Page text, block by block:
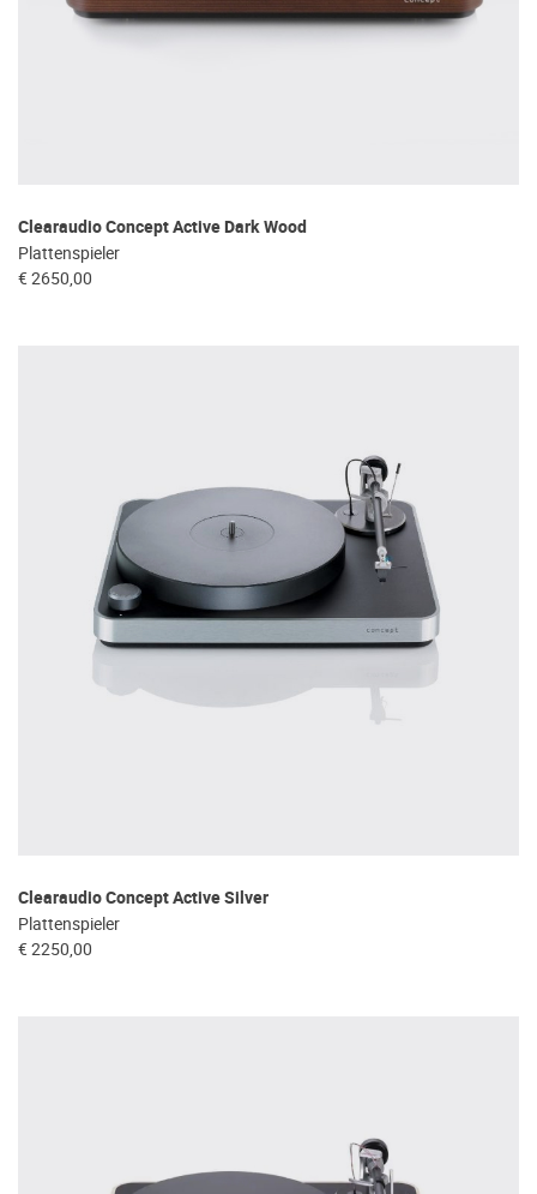
Clearaudio Concept Active Dark Wood
Plattenspieler
€ 2650,00
Clearaudio Concept Active Silver
Plattenspieler
€ 2250,00